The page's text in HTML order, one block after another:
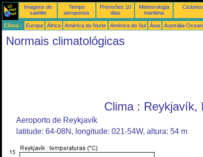
Imagens de
satélite
Tempo
aeroportos
Previsões 10
dias
Meteorologia
maritima
Ciclones
Clima : Europa África América do Norte América do Sul Ásia Austrália-
Normais climatológicas
Clima : Reykjavík,
Aeroporto de Reykjavík
latitude: 64-08N, longitude: 021-54W, altura: 54 m